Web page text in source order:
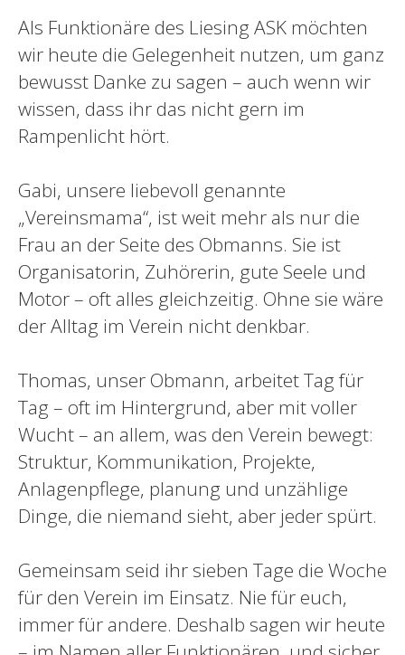
Als Funktionäre des Liesing ASK möchten
wir heute die Gelegenheit nutzen, um ganz
bewusst Danke zu sagen – auch wenn wir
wissen, dass ihr das nicht gern im
Rampenlicht hört.
Gabi, unsere liebevoll genannte
„Vereinsmama“, ist weit mehr als nur die
Frau an der Seite des Obmanns. Sie ist
Organisatorin, Zuhörerin, gute Seele und
Motor – oft alles gleichzeitig. Ohne sie wäre
der Alltag im Verein nicht denkbar.
Thomas, unser Obmann, arbeitet Tag für
Tag – oft im Hintergrund, aber mit voller
Wucht – an allem, was den Verein bewegt:
Struktur, Kommunikation, Projekte,
Anlagenpflege, planung und unzählige
Dinge, die niemand sieht, aber jeder spürt.
Gemeinsam seid ihr sieben Tage die Woche
für den Verein im Einsatz. Nie für euch,
immer für andere. Deshalb sagen wir heute